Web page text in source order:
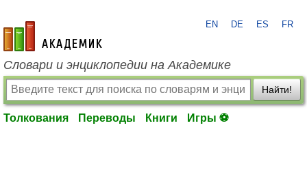
academic.ru
EN DE ES FR
Словари и энциклопедии на Академике
Найти!
Толкования Переводы Книги Игры ⚽